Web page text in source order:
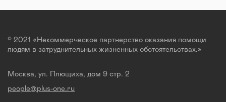
© 2021 «Некоммерческое партнерство оказания помощи
людям в затруднительных жизненных обстоятельствах.»
Москва, ул. Плющиха, дом 9 стр. 2
people@plus-one.ru